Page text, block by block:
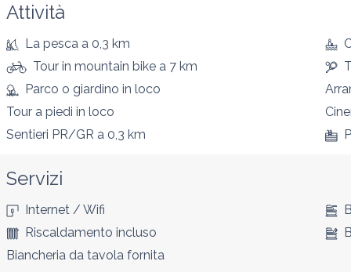
Attività
La pesca a 0,3 km
Tour in mountain bike a 7 km
Parco o giardino in loco
Tour a piedi in loco
Sentieri PR/GR a 0,3 km
Servizi
Internet / Wifi
Riscaldamento incluso
Biancheria da tavola fornita